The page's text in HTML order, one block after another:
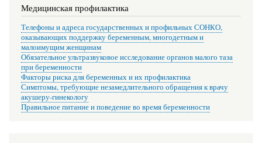
Медицинская профилактика
Телефоны и адреса государственных и профильных СОНКО,
оказывающих поддержку беременным, многодетным и
малоимущим женщинам
Обязательное ультразвуковое исследование органов малого таза
при беременности
Факторы риска для беременных и их профилактика
Симптомы, требующие незамедлительного обращения к врачу
акушеру-гинекологу
Правильное питание и поведение во время беременности